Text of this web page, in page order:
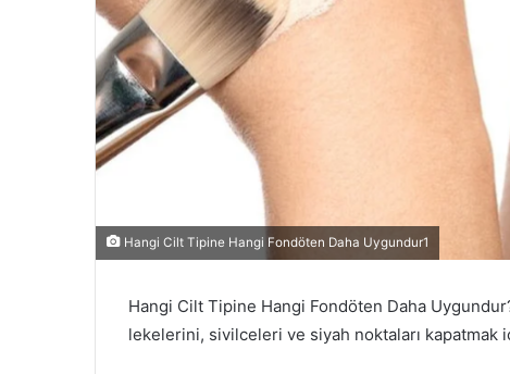
Hangi Cilt Tipine Hangi Fondöten Daha Uygundur1
Hangi Cilt Tipine Hangi Fondöten Daha
lekelerini, sivilceleri ve siyah noktaları